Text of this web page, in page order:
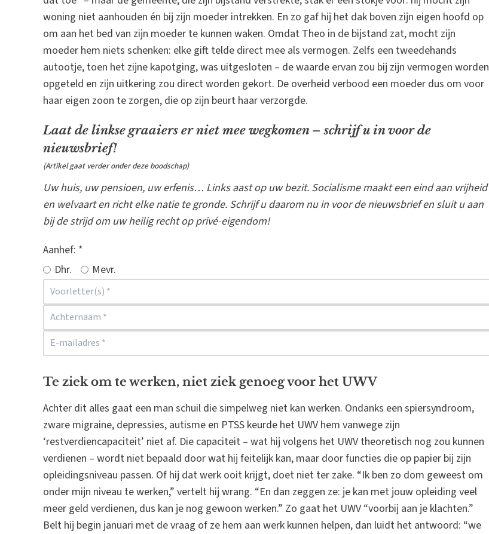
woning niet aanhouden én bij zijn moeder intrekken. En zo gaf hij het dak boven zijn eigen hoofd op
om aan het bed van zijn moeder te kunnen waken. Omdat Theo in de bijstand zat, mocht zijn
moeder hem niets schenken: elke gift telde direct mee als vermogen. Zelfs een tweedehands
autootje, toen het zijne kapotging, was uitgesloten – de waarde ervan zou bij zijn vermogen worden
opgeteld en zijn uitkering zou direct worden gekort. De overheid verbood een moeder dus om voor
haar eigen zoon te zorgen, die op zijn beurt haar verzorgde.
Laat de linkse graaiers er niet mee wegkomen – schrijf u in voor de
nieuwsbrief!
(Artikel gaat verder onder deze boodschap)
Uw huis, uw pensioen, uw erfenis… Links aast op uw bezit. Socialisme maakt een eind aan vrijheid
en welvaart en richt elke natie te gronde. Schrijf u daarom nu in voor de nieuwsbrief en sluit u aan
bij de strijd om uw heilig recht op privé-eigendom!
Aanhef: *
Dhr.
Mevr.
Te ziek om te werken, niet ziek genoeg voor het UWV
Achter dit alles gaat een man schuil die simpelweg niet kan werken. Ondanks een spiersyndroom,
zware migraine, depressies, autisme en PTSS keurde het UWV hem vanwege zijn
‘restverdiencapaciteit’ niet af. Die capaciteit – wat hij volgens het UWV theoretisch nog zou kunnen
verdienen – wordt niet bepaald door wat hij feitelijk kan, maar door functies die op papier bij zijn
opleidingsniveau passen. Of hij dat werk ooit krijgt, doet niet ter zake. “Ik ben zo dom geweest om
onder mijn niveau te werken,” vertelt hij wrang. “En dan zeggen ze: je kan met jouw opleiding veel
meer geld verdienen, dus kan je nog gewoon werken.” Zo gaat het UWV “voorbij aan je klachten.”
Belt hij begin januari met de vraag of ze hem aan werk kunnen helpen, dan luidt het antwoord: “we